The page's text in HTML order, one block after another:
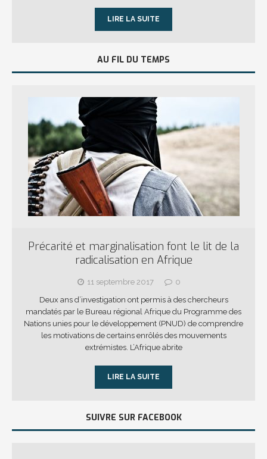
LIRE LA SUITE
AU FIL DU TEMPS
Précarité et marginalisation font le lit de la
radicalisation en Afrique
11 septembre 2017
0
Deux ans d’investigation ont permis à des chercheurs
mandatés par le Bureau régional Afrique du Programme des
Nations unies pour le développement (PNUD) de comprendre
les motivations de certains enrôlés des mouvements
extrémistes. L’Afrique abrite
LIRE LA SUITE
SUIVRE SUR FACEBOOK